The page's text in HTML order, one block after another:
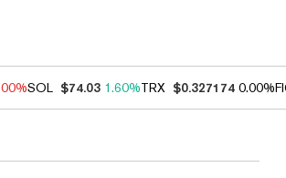
SOL $74.03 1.60%TRX $0.327174 0.00%